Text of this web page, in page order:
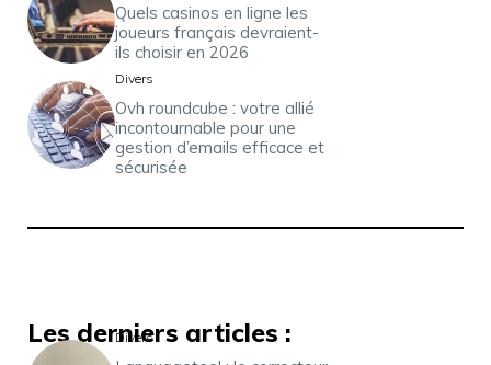
Quels casinos en ligne les
joueurs français devraient-
ils choisir en 2026
Divers
Ovh roundcube : votre allié
incontournable pour une
gestion d’emails efficace et
sécurisée
Les derniers articles :
Divers